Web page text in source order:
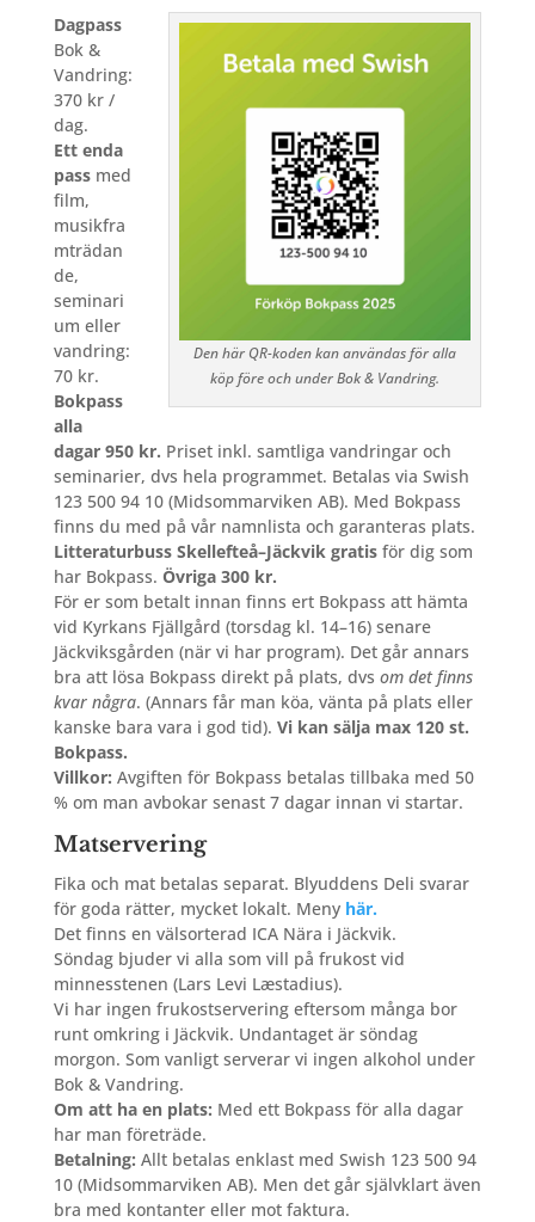
Den här QR-koden kan användas för alla
köp före och under Bok & Vandring.
Dagpass
Bok &
Vandring:
370 kr /
dag.
Ett enda
passmed
film,
musikfra
mträdan
de,
seminari
um eller
vandring:
70 kr.
Bokpass
alla
dagar 950 kr. Priset inkl. samtliga vandringar och
seminarier, dvs hela programmet. Betalas via Swish
123 500 94 10 (Midsommarviken AB). Med Bokpass
finns du med på vår namnlista och garanteras plats.
Litteraturbuss Skellefteå–Jäckvik gratisför dig som
har Bokpass. Övriga 300 kr.
För er som betalt innan finns ert Bokpass att hämta
vid Kyrkans Fjällgård (torsdag kl. 14–16) senare
Jäckviksgården (när vi har program). Det går annars
bra att lösa Bokpass direkt på plats, dvs om det finns
kvar några. (Annars får man köa, vänta på plats eller
kanske bara vara i god tid). Vi kan sälja max 120 st.
Bokpass.
Villkor: Avgiften för Bokpass betalas tillbaka med 50
% om man avbokar senast 7 dagar innan vi startar.
Matservering
Fika och mat betalas separat. Blyuddens Deli svarar
för goda rätter, mycket lokalt. Meny här.
Det finns en välsorterad ICA Nära i Jäckvik.
Söndag bjuder vi alla som vill på frukost vid
minnesstenen (Lars Levi Læstadius).
Vi har ingen frukostservering eftersom många bor
runt omkring i Jäckvik. Undantaget är söndag
morgon. Som vanligt serverar vi ingen alkohol under
Bok & Vandring.
Om att ha en plats: Med ett Bokpass för alla dagar
har man företräde.
Betalning: Allt betalas enklast med Swish 123 500 94
10 (Midsommarviken AB). Men det går självklart även
bra med kontanter eller mot faktura.